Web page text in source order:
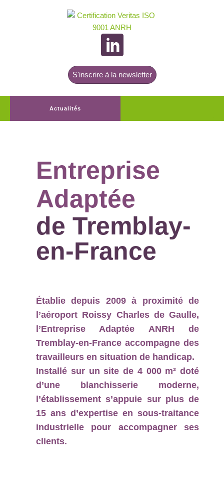
S'inscrire à la newsletter
Actualités
Entreprise
Adaptée
de Tremblay-
en-France
Établie depuis 2009 à proximité de
l’aéroport Roissy Charles de Gaulle,
l’Entreprise Adaptée ANRH de
Tremblay-en-France accompagne des
travailleurs en situation de handicap.
Installé sur un site de 4 000 m² doté
d’une blanchisserie moderne,
l’établissement s’appuie sur plus de
15 ans d’expertise en sous-traitance
industrielle pour accompagner ses
clients.